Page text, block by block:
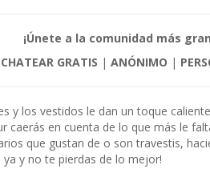
¡Únete a la comunidad más
CHATEAR GRATIS | ANÓNIMO |
y los vestidos le dan un toque
caerás en cuenta de lo que más le
que gustan de o son travestis,
ya y no te pierdas de lo mejor!